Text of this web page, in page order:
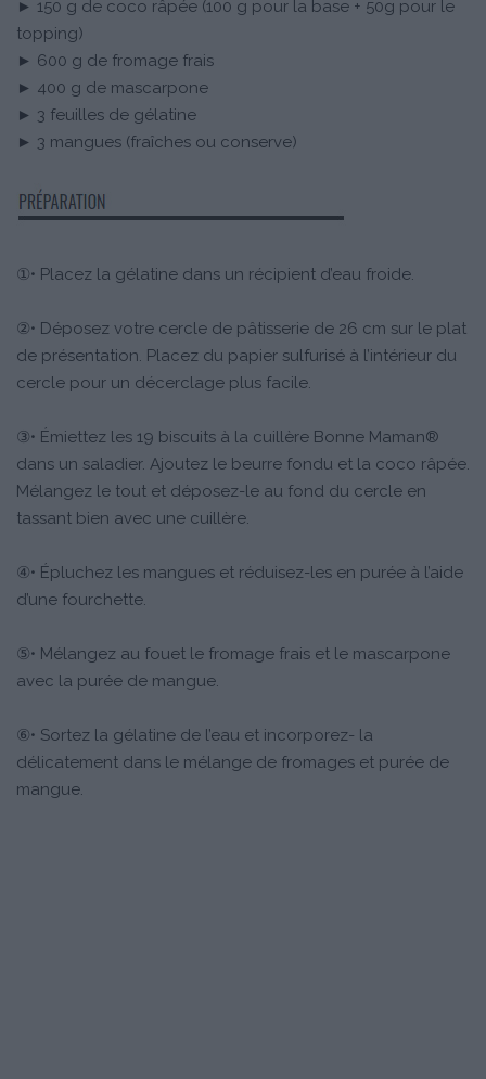
► 150 g de coco râpée (100 g pour la base + 50g pour le
topping)
► 600 g de fromage frais
► 400 g de mascarpone
► 3 feuilles de gélatine
► 3 mangues (fraîches ou conserve)
①• Placez la gélatine dans un récipient d’eau froide.
②• Déposez votre cercle de pâtisserie de 26 cm sur le plat
de présentation. Placez du papier sulfurisé à l’intérieur du
cercle pour un décerclage plus facile.
③• Émiettez les 19 biscuits à la cuillère Bonne Maman®
dans un saladier. Ajoutez le beurre fondu et la coco râpée.
Mélangez le tout et déposez-le au fond du cercle en
tassant bien avec une cuillère.
④• Épluchez les mangues et réduisez-les en purée à l’aide
d’une fourchette.
⑤• Mélangez au fouet le fromage frais et le mascarpone
avec la purée de mangue.
⑥• Sortez la gélatine de l’eau et incorporez- la
délicatement dans le mélange de fromages et purée de
mangue.